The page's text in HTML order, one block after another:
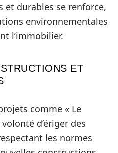
et durables se renforce,
environnementales
l’immobilier.
ET
comme « Le
d’ériger des
les normes